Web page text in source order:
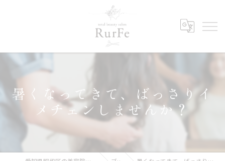
暑くなってきて、ばっさりイ
メチェンしませんか？